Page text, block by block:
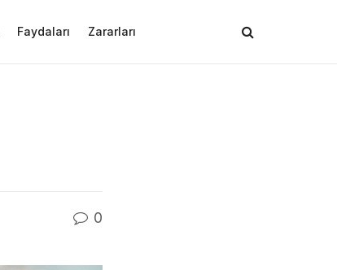
Faydaları Zararları
0